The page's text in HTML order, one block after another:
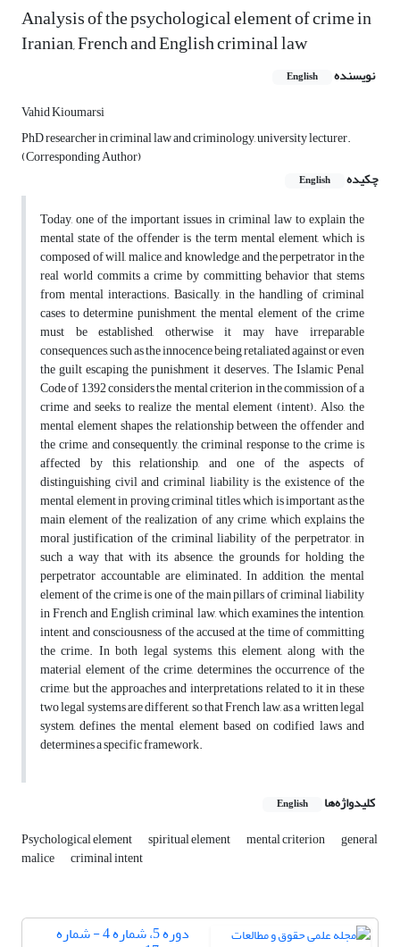
Analysis of the psychological element of crime in
Iranian, French and English criminal law
نویسنده English
Vahid Kioumarsi
PhD researcher in criminal law and criminology, university lecturer.
(Corresponding Author)
چکیده
English
Today, one of the important issues in criminal law to explain the
mental state of the offender is the term mental element, which is
composed of will, malice, and knowledge, and the perpetrator in the
real world commits a crime by committing behavior that stems
from mental interactions. Basically, in the handling of criminal
cases to determine punishment, the mental element of the crime
must be established, otherwise it may have irreparable
consequences, such as the innocence being retaliated against or even
the guilt escaping the punishment it deserves. The Islamic Penal
Code of 1392 considers the mental criterion in the commission of a
crime and seeks to realize the mental element (intent). Also, the
mental element shapes the relationship between the offender and
the crime, and consequently, the criminal response to the crime is
affected by this relationship, and one of the aspects of
distinguishing civil and criminal liability is the existence of the
mental element in proving criminal titles, which is important as the
main element of the realization of any crime, which explains the
moral justification of the criminal liability of the perpetrator, in
such a way that with its absence, the grounds for holding the
perpetrator accountable are eliminated. In addition, the mental
element of the crime is one of the main pillars of criminal liability
in French and English criminal law, which examines the intention,
intent, and consciousness of the accused at the time of committing
the crime. In both legal systems, this element, along with the
material element of the crime, determines the occurrence of the
crime, but the approaches and interpretations related to it in these
two legal systems are different, so that French law, as a written legal
system, defines the mental element based on codified laws and
determines a specific framework.
کلیدواژه‌ها English
Psychological element spiritual element mental criterion general
malice criminal intent
دوره 5، شماره 4 - شماره